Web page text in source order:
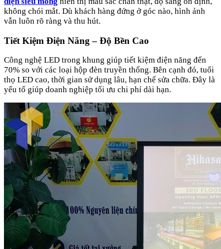
không chói mắt. Dù khách hàng đứng ở góc nào, hình ảnh
vẫn luôn rõ ràng và thu hút.
Tiết Kiệm Điện Năng – Độ Bền Cao
Công nghệ LED trong khung giúp tiết kiệm điện năng đến
70% so với các loại hộp đèn truyền thống. Bên cạnh đó, tuổi
thọ LED cao, thời gian sử dụng lâu, hạn chế sửa chữa. Đây là
yếu tố giúp doanh nghiệp tối ưu chi phí dài hạn.